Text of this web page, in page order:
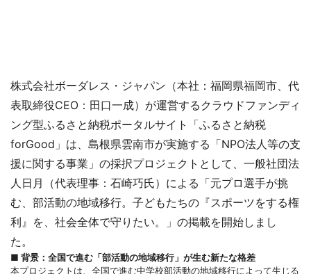
株式会社ボーダレス・ジャパン（本社：福岡県福岡市、代
表取締役CEO：田口一成）が運営するクラウドファンディ
ング型ふるさと納税ポータルサイト「ふるさと納税
forGood」は、島根県雲南市が実施する「NPO法人等の支
援に関する事業」の採択プロジェクトとして、一般社団法
人日月（代表理事：石崎巧氏）による「元プロ選手が挑
む、部活動の地域移行。子どもたちの『スポーツをする権
利』を、社会全体で守りたい。」の掲載を開始しまし
た。
■ 背景：全国で進む「部活動の地域移行」が生む新たな格差
本プロジェクトは、全国で進む中学校部活動の地域移行によって生じる